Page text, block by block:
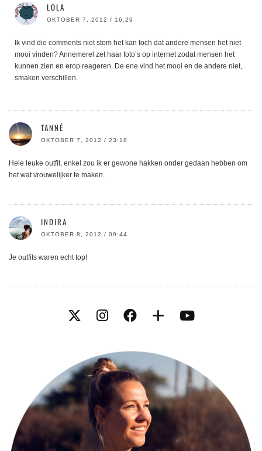
LOLA
OKTOBER 7, 2012 / 16:29
Ik vind die comments niet stom het kan toch dat andere mensen het niet
mooi vinden? Annemerel zet haar foto’s op internet zodat mensen het
kunnen zien en erop reageren. De ene vind het mooi en de andere niet,
smaken verschillen.
TANNÉ
OKTOBER 7, 2012 / 23:18
Hele leuke outfit, enkel zou ik er gewone hakken onder gedaan hebben om
het wat vrouwelijker te maken.
INDIRA
OKTOBER 8, 2012 / 09:44
Je outfits waren echt top!